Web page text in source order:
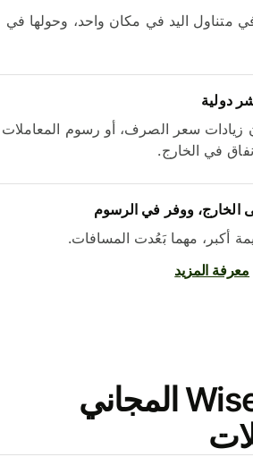
اليد في مكان واحد، وحولها في
زيادات سعر الصرف، أو رسوم المعاملات
في الخارج.
ووفر في الرسوم
أكبر، مهما بَعُدت المسافات.
المزيد
نزّل تطبيق Wise المجاني